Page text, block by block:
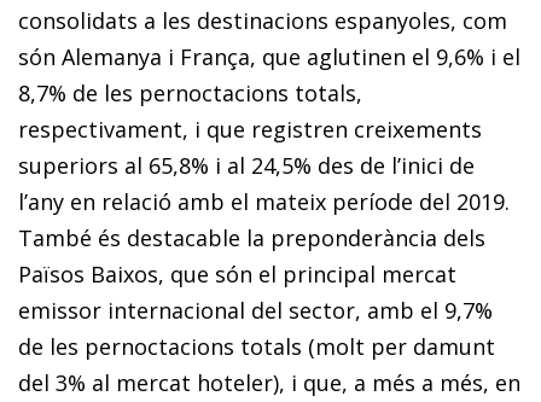
consolidats a les destinacions espanyoles, com
són Alemanya i França, que aglutinen el 9,6% i el
8,7% de les pernoctacions totals,
respectivament, i que registren creixements
superiors al 65,8% i al 24,5% des de l’inici de
l’any en relació amb el mateix període del 2019.
També és destacable la preponderància dels
Països Baixos, que són el principal mercat
emissor internacional del sector, amb el 9,7%
de les pernoctacions totals (molt per damunt
del 3% al mercat hoteler), i que, a més a més, en